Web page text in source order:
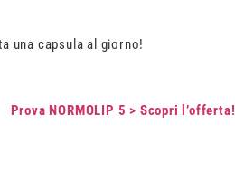
una capsula al giorno!
Prova NORMOLIP 5 > Scopri l’offerta!